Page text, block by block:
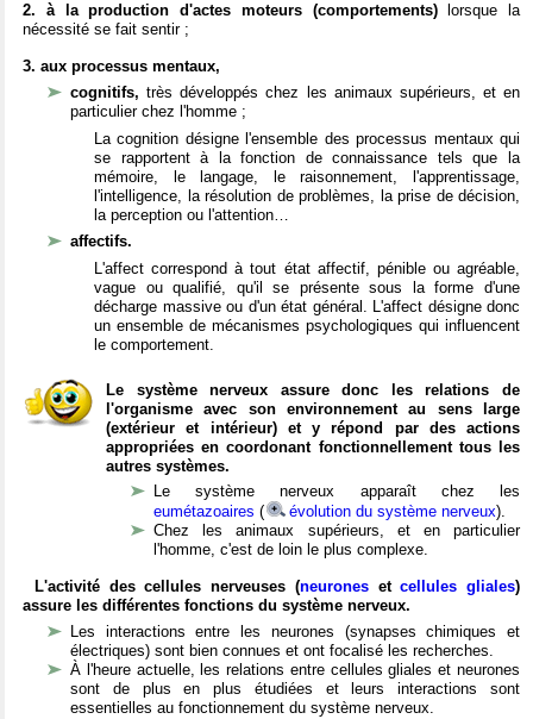
2. à la production d'actes moteurs (comportements)lorsque la
nécessité se fait sentir ;
3. aux processus mentaux,
cognitifs,très développés chez les animaux supérieurs, et en
particulier chez l'homme ;
La cognition désigne l'ensemble des processus mentaux qui
se rapportent à la fonction de connaissance tels que la
mémoire, le langage, le raisonnement, l'apprentissage,
l'intelligence, la résolution de problèmes, la prise de décision,
la perception ou l'attention…
affectifs.
L'affect correspond à tout état affectif, pénible ou agréable,
vague ou qualifié, qu'il se présente sous la forme d'une
décharge massive ou d'un état général. L'affect désigne donc
un ensemble de mécanismes psychologiques qui influencent
le comportement.
Le système nerveux assure donc les relations de
l'organisme avec son environnement au sens large
(extérieur et intérieur) et y répond par des actions
appropriées en coordonant fonctionnellement tous les
autres systèmes.
Le système nerveux apparaît chez les
eumétazoaires ( évolution du système nerveux).
Chez les animaux supérieurs, et en particulier
l'homme, c'est de loin le plus complexe.
L'activité des cellules nerveuses (neuronesetcellules gliales)
assure les différentes fonctions du système nerveux.
Les interactions entre les neurones (synapses chimiques et
électriques) sont bien connues et ont focalisé les recherches.
À l'heure actuelle, les relations entre cellules gliales et neurones
sont de plus en plus étudiées et leurs interactions sont
essentielles au fonctionnement du système nerveux.